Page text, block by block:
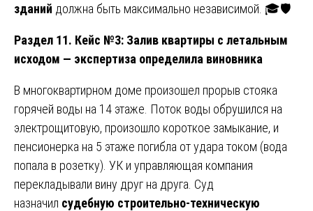
зданий должна быть максимально независимой. 🎓🛡️
Раздел 11. Кейс №3: Залив квартиры с летальным
исходом — экспертиза определила виновника
В многоквартирном доме произошел прорыв стояка
горячей воды на 14 этаже. Поток воды обрушился на
электрощитовую, произошло короткое замыкание, и
пенсионерка на 5 этаже погибла от удара током (вода
попала в розетку). УК и управляющая компания
перекладывали вину друг на друга. Суд
назначил судебную строительно-техническую